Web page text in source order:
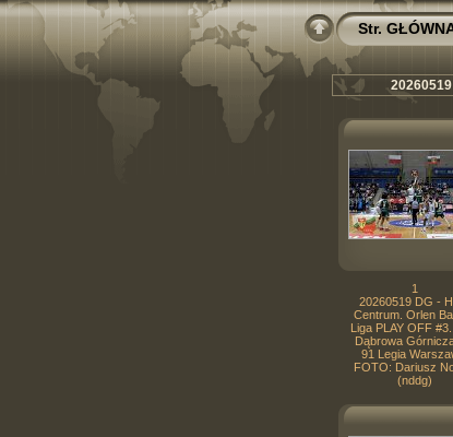
Str.
1
20260519 DG -
Centrum. Orlen
Liga PLAY OFF
Dąbrowa
91 Legia
FOTO: Dariusz
(nddg)